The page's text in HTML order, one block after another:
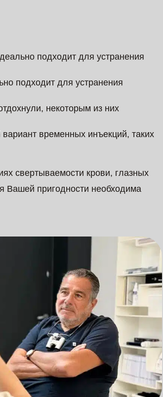
подходит для устранения
подходит для устранения
некоторым из них
вариант временных инъекций, таких
свертываемости крови, глазных
Вашей пригодности необходима